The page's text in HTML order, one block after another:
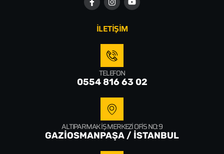
İLETİŞİM
TELEFON
0554 816 63 02
ALTIPARMAK İŞ MERKEZI OFIS NO: 9
GAZİOSMANPAŞA / İSTANBUL